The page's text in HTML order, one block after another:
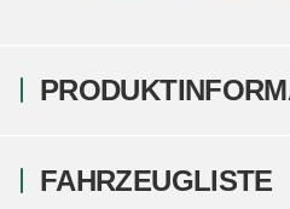
FAHRZEUGLISTE